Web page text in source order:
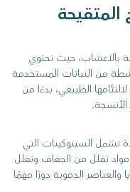
بالاعشاب، حيث تحتوي
من النباتات المستخدمة
الطبيعي، بدءًا من
الأنسجة.
تشمل السيتوكينات التي
ومواد تقلل من الجفاف وتقلل
والعناصر الدموية دورًا مهمًا